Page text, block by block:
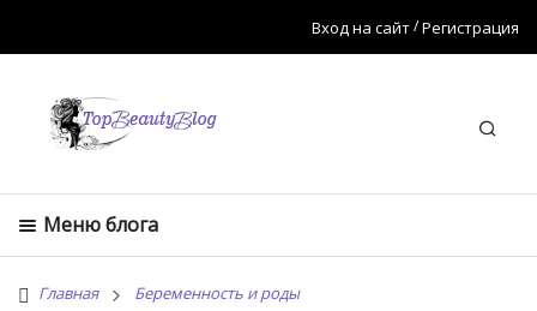
Вход на сайт Регистрация
Меню блога
Главная
Беременность и роды